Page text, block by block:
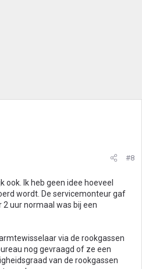
#8
ook. Ik heb geen idee hoeveel
wordt. De servicemonteur gaf
uur normaal was bij een
via de rookgassen
nog gevraagd of ze een
van de rookgassen